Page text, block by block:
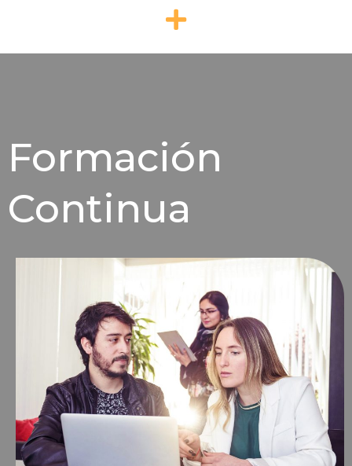
Formación
Continua